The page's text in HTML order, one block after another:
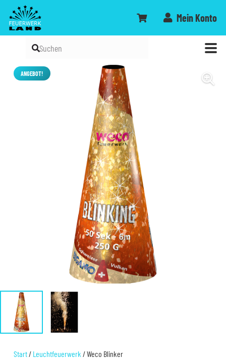
Mein Konto
ANGEBOT!
Start / Leuchtfeuerwerk / Weco Blinker